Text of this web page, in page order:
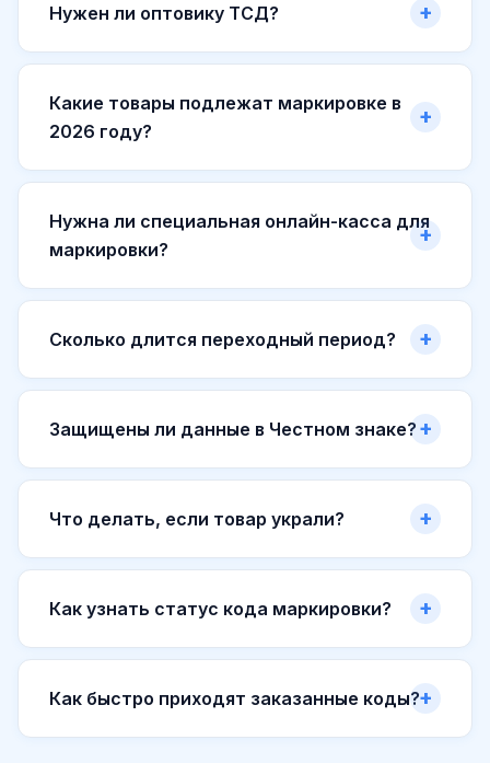
Нужен ли оптовику ТСД?
Какие товары подлежат маркировке в
2026 году?
Нужна ли специальная онлайн-касса для
маркировки?
Сколько длится переходный период?
Защищены ли данные в Честном знаке?
Что делать, если товар украли?
Как узнать статус кода маркировки?
Как быстро приходят заказанные коды?